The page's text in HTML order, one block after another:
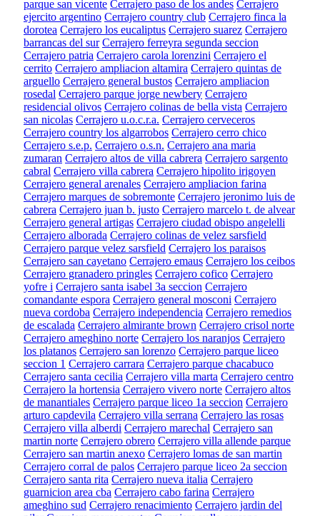
parque san vicente Cerrajero paso de los andes Cerrajero
ejercito argentino Cerrajero country club Cerrajero finca la
dorotea Cerrajero los eucaliptus Cerrajero suarez Cerrajero
barrancas del sur Cerrajero ferreyra segunda seccion
Cerrajero patria Cerrajero carola lorenzini Cerrajero el
cerrito Cerrajero ampliacion altamira Cerrajero quintas de
arguello Cerrajero general bustos Cerrajero ampliacion
rosedal Cerrajero parque jorge newbery Cerrajero
residencial olivos Cerrajero colinas de bella vista Cerrajero
san nicolas Cerrajero u.o.c.r.a. Cerrajero cerveceros
Cerrajero country los algarrobos Cerrajero cerro chico
Cerrajero s.e.p. Cerrajero o.s.n. Cerrajero ana maria
zumaran Cerrajero altos de villa cabrera Cerrajero sargento
cabral Cerrajero villa cabrera Cerrajero hipolito irigoyen
Cerrajero general arenales Cerrajero ampliacion farina
Cerrajero marques de sobremonte Cerrajero jeronimo luis de
cabrera Cerrajero juan b. justo Cerrajero marcelo t. de alvear
Cerrajero general artigas Cerrajero ciudad obispo angelelli
Cerrajero alborada Cerrajero colinas de velez sarsfield
Cerrajero parque velez sarsfield Cerrajero los paraisos
Cerrajero san cayetano Cerrajero emaus Cerrajero los ceibos
Cerrajero granadero pringles Cerrajero cofico Cerrajero
yofre i Cerrajero santa isabel 3a seccion Cerrajero
comandante espora Cerrajero general mosconi Cerrajero
nueva cordoba Cerrajero independencia Cerrajero remedios
de escalada Cerrajero almirante brown Cerrajero crisol norte
Cerrajero ameghino norte Cerrajero los naranjos Cerrajero
los platanos Cerrajero san lorenzo Cerrajero parque liceo
seccion 1 Cerrajero carrara Cerrajero parque chacabuco
Cerrajero santa cecilia Cerrajero villa marta Cerrajero centro
Cerrajero la hortensia Cerrajero vivero norte Cerrajero altos
de manantiales Cerrajero parque liceo 1a seccion Cerrajero
arturo capdevila Cerrajero villa serrana Cerrajero las rosas
Cerrajero villa alberdi Cerrajero marechal Cerrajero san
martin norte Cerrajero obrero Cerrajero villa allende parque
Cerrajero san martin anexo Cerrajero lomas de san martin
Cerrajero corral de palos Cerrajero parque liceo 2a seccion
Cerrajero santa rita Cerrajero nueva italia Cerrajero
guarnicion area cba Cerrajero cabo farina Cerrajero
ameghino sud Cerrajero renacimiento Cerrajero jardin del